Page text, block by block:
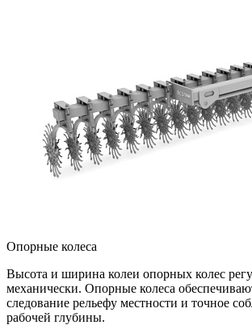
Опорные колеса
Высота и ширина колеи опорных колес
механически. Опорные колеса
следование рельефу местности и точное
рабочей глубины.